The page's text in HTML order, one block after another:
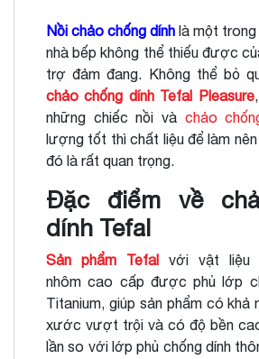
Nồi chảo chống dính là một
nhà bếp không thể thiếu được
trợ đảm đang. Không thể bỏ
chảo chống dính Tefal Pleasure
những chiếc nồi và chảo
lượng tốt thì chất liệu để làm
đó là rất quan trọng.
Đặc điểm về
dính Tefal
Sản phẩm Tefal
với vật liệu
nhôm cao cấp được phủ lớp
Titanium, giúp sản phẩm có khả
xước vượt trội và có độ bền
lần so với lớp phủ chống dính